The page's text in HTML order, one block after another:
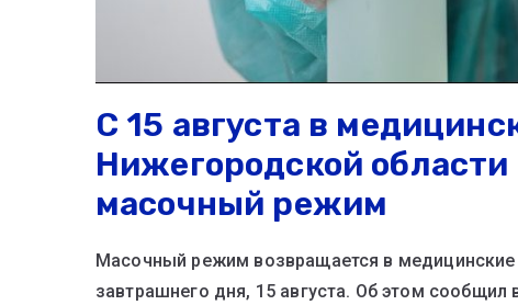
С 15 августа в
Нижегородской области
масочный режим
Масочный режим возвращается в
завтрашнего дня, 15 августа. Об этом